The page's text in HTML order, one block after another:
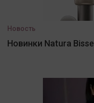
Новость
Новинки Natura Bisse